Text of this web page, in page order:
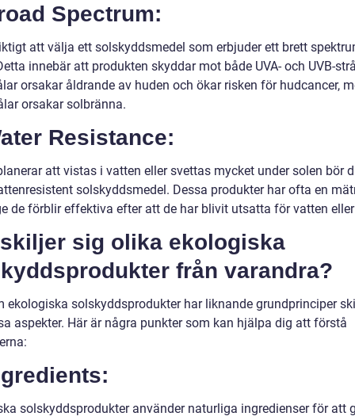
Spectrum:
att välja ett solskyddsmedel som erbjuder ett brett
innebär att produkten skyddar mot både UVA- och UVB-
orsakar åldrande av huden och ökar risken för hudcancer,
orsakar solbränna.
Resistance:
att vistas i vatten eller svettas mycket under solen bör
solskyddsmedel. Dessa produkter har ofta en
de förblir effektiva efter att de har blivit utsatta för vatten
sig olika ekologiska
från varandra?
ekologiska solskyddsprodukter har liknande grundprinciper
aspekter. Här är några punkter som kan hjälpa dig att förstå
solskyddsprodukter använder naturliga ingredienser för att